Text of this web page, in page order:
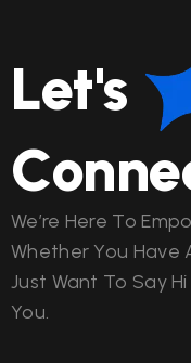
Let's
We’re Here To
Whether You Have
Just Want To Say
You.